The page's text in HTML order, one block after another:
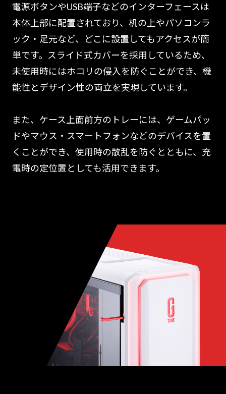
電源ボタンやUSB端子などのインターフェースは
本体上部に配置されており、机の上やパソコンラ
ック・足元など、どこに設置してもアクセスが簡
単です。スライド式カバーを採用しているため、
未使用時にはホコリの侵入を防ぐことができ、機
能性とデザイン性の両立を実現しています。
また、ケース上面前方のトレーには、ゲームパッ
ドやマウス・スマートフォンなどのデバイスを置
くことができ、使用時の散乱を防ぐとともに、充
電時の定位置としても活用できます。